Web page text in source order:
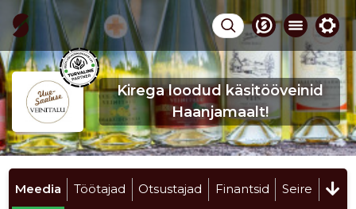
Kirega loodud käsitööveinid
Haanjamaalt!
Meedia Töötajad Otsustajad Finantsid Seire